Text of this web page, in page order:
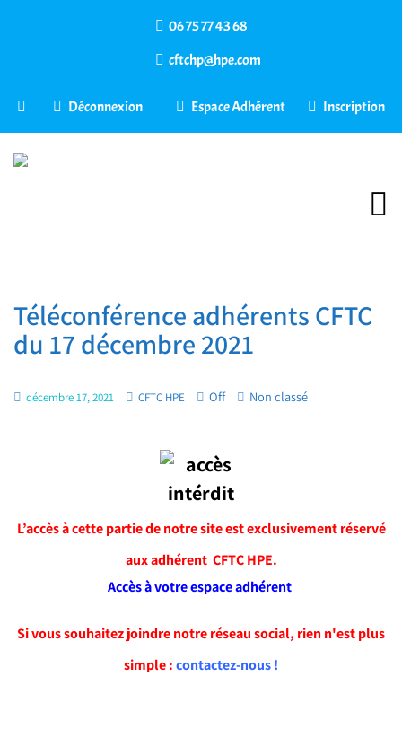
06 75 77 43 68
cftchp@hpe.com
Déconnexion Espace Adhérent Inscription
Téléconférence adhérents CFTC
du 17 décembre 2021
décembre 17, 2021 CFTC HPE Off Non classé
L’accès à cette partie de notre site est exclusivement réservé
aux adhérent CFTC HPE.
Accès à votre espace adhérent
Si vous souhaitez joindre notre réseau social, rien n'est plus
simple :contactez-nous !